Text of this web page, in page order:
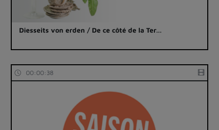
Diesseits von erden / De ce côté de la Ter…
00:00:38